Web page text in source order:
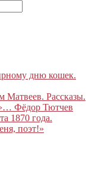
дню кошек.
Матвеев. Рассказы.
Фёдор Тютчев
1870 года.
поэт!»